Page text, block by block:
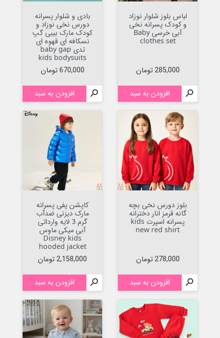
لباس بلوز شلوار نوزاد
و کودک پسرانه نخی
آبی خرسی Baby
clothes set
قیمت
285,000 تومان
 افزودن به سبد
بادی و شلوار پسرانه
دورس نخی نوزاد و
کودک مارک بیبی گپ
نسکافه ای قهوه ای
تدی baby gap
kids bodysuits
قیمت
670,000 تومان
 افزودن به سبد
بلوز دورس نخی بچه
گانه قرمز انار دخترانه
پسرانه اسپرت kids
new red shirt
قیمت
278,000 تومان
 افزودن به سبد
کاپشن پفی پسرانه
مارک دیزنی ضدآب
گرم 3 لایه وارداتی
آبی میکی ماوس
Disney kids
hooded jacket
قیمت
2,158,000 تومان
 افزودن به سبد